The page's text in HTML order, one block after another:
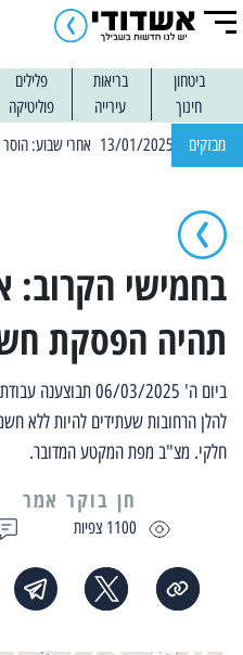
ביטחון בריאות פלילים
חינוך
עירייה פוליטיקה
מבזקים
בחמישי הקרוב:
תהיה הפסקת
להלן הרחובות שעתידים להיות ללא
חלקי. מצ"ב מפת המקטע המדובר.
1100 צפיות